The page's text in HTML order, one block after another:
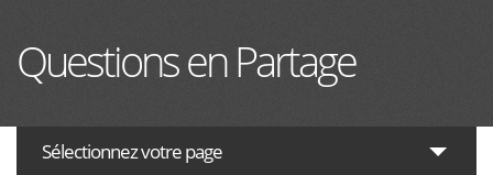
Questions en Partage
Sélectionnez votre page